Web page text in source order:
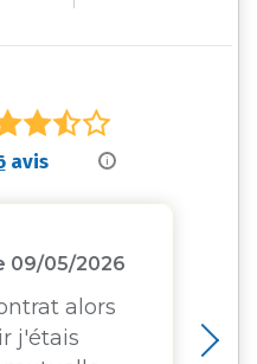
i
avis
09/05/2026
alors
j'étais